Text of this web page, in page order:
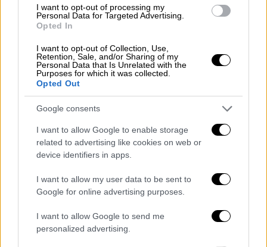
I want to opt-out of processing my
Personal Data for Targeted Advertising.
Opted In
I want to opt-out of Collection, Use,
Retention, Sale, and/or Sharing of my
Personal Data that Is Unrelated with the
Purposes for which it was collected.
Opted Out
Google consents
I want to allow Google to enable storage
related to advertising like cookies on web or
device identifiers in apps.
I want to allow my user data to be sent to
Google for online advertising purposes.
I want to allow Google to send me
personalized advertising.
Ευρωπαϊκής Επιτροπήςκαι ο οποίος
εφαρμόζεται από τις7 Ιουλίου στην Ελλάδα,
έτυχε ευρείας αποδοχής από τα κράτη- μέλη
της Ε.Ε.. Η Επίτροπος Ενέργειας, Kadri
Simson, απευθυνόμενη προς τον Υπουργό
Περιβάλλοντος και Ενέργειας, Κώστα
Σκρέκα, δήλωσε: «Ο ελληνικός μηχανισμός
είναι ενδιαφέρων και λειτουργεί σωστά».
Οι ελληνικές προτάσεις
O κ. Υπουργός επανέλαβε την πρόταση που ο
Πρωθυπουργός,Κυριάκος Μητσοτάκης, είχε
αποστείλει στην Πρόεδρο της Ευρωπαϊκής
Επιτροπής για την επιβολή ενός γενικού
πλαφόν στο φυσικό αέριο και τη δημιουργία